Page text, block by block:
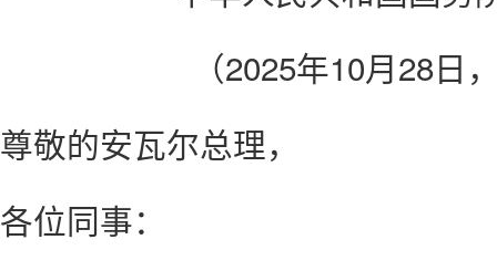
（2025年10月28日
尊敬的安瓦尔总理，
各位同事：